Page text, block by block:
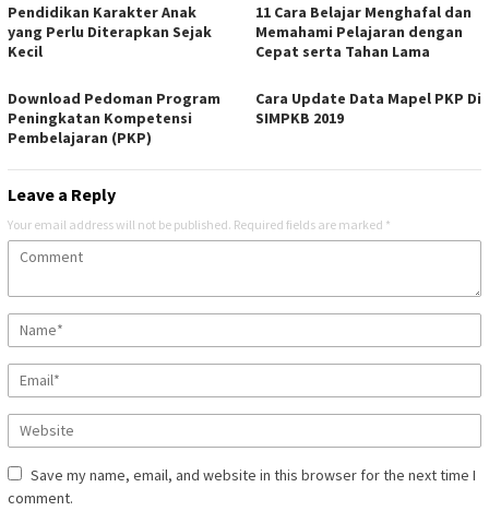
Pendidikan Karakter Anak
yang Perlu Diterapkan Sejak
Kecil
11 Cara Belajar Menghafal dan
Memahami Pelajaran dengan
Cepat serta Tahan Lama
Download Pedoman Program
Peningkatan Kompetensi
Pembelajaran (PKP)
Cara Update Data Mapel PKP Di
SIMPKB 2019
Leave a Reply
Your email address will not be published. Required fields are marked *
Save my name, email, and website in this browser for the next time I
comment.